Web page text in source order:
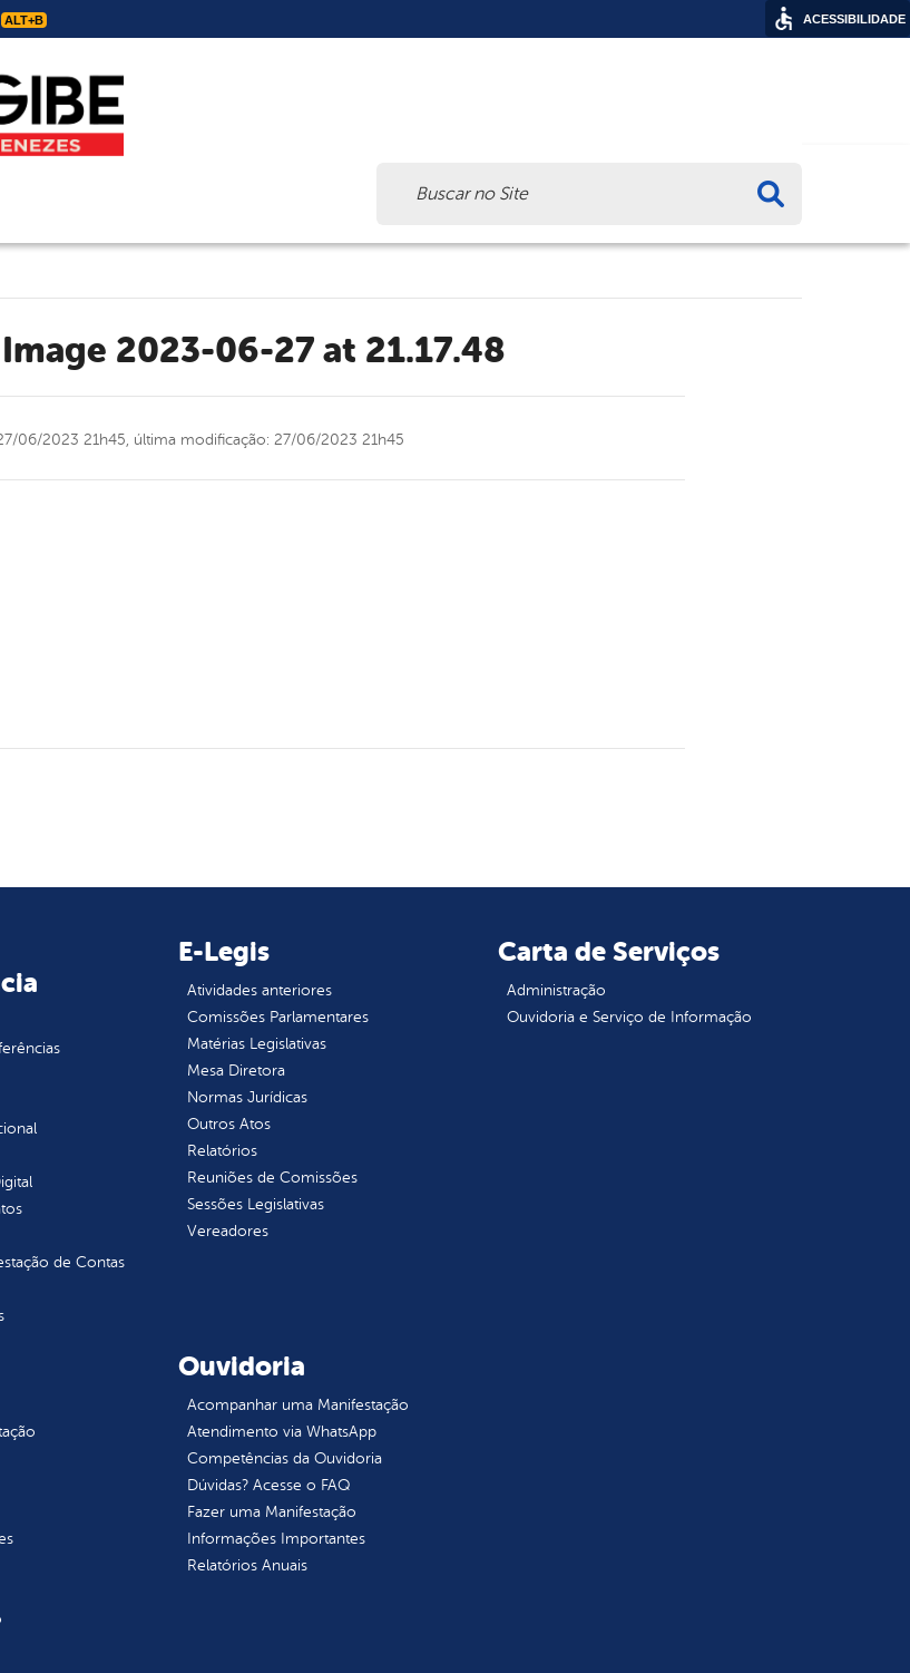
ALT+B
Image 2023-06-27 at 21.17.48
06/2023 21h45, última modificação: 27/06/2023 21h45
de Contas
E-Legis
Atividades anteriores
Comissões Parlamentares
Matérias Legislativas
Mesa Diretora
Normas Jurídicas
Outros Atos
Relatórios
Reuniões de Comissões
Sessões Legislativas
Vereadores
Carta de Serviços
Administração
Ouvidoria e Serviço de Informação
Ouvidoria
Acompanhar uma Manifestação
Atendimento via WhatsApp
Competências da Ouvidoria
Dúvidas? Acesse o FAQ
Fazer uma Manifestação
Informações Importantes
Relatórios Anuais
ACESSIBILIDADE